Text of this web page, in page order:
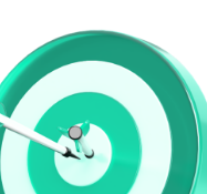
рынке. Научитесь
уровней как
помогающих
движение. Этот блок
для эффективного
в торговле.